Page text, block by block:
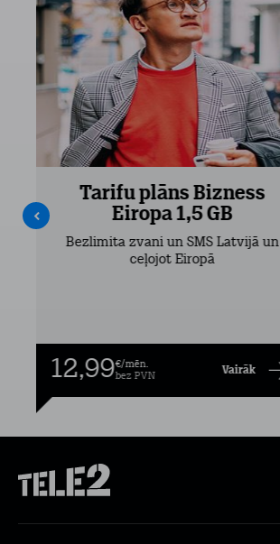
Tarifu plāns Bizness
Eiropa 1,5 GB
Bezlimita zvani un SMS Latvijā un
ceļojot Eiropā
12,99€/mēn.
bez PVN
Vairāk